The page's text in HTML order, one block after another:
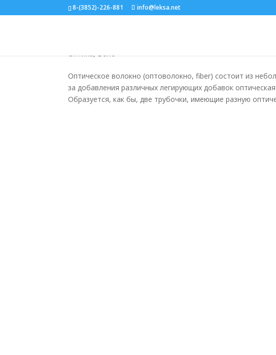
8-(3852)-226-881 info@leksa.net
Оптика, Волс
Оптическое волокно (оптоволокно, fiber) состоит из
за добавления различных легирующих добавок
Образуется, как бы, две трубочки, имеющие разную